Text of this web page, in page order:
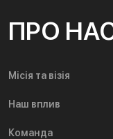
ПРО
Місія та візія
Наш вплив
Команда